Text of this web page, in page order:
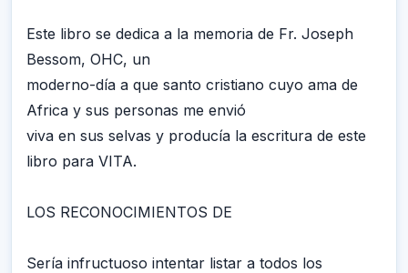
Este libro se dedica a la memoria de Fr. Joseph
Bessom, OHC, un
moderno-día a que santo cristiano cuyo ama de
Africa y sus personas me envió
viva en sus selvas y producía la escritura de este
libro para VITA.
LOS RECONOCIMIENTOS DE
Sería infructuoso intentar listar a todos los